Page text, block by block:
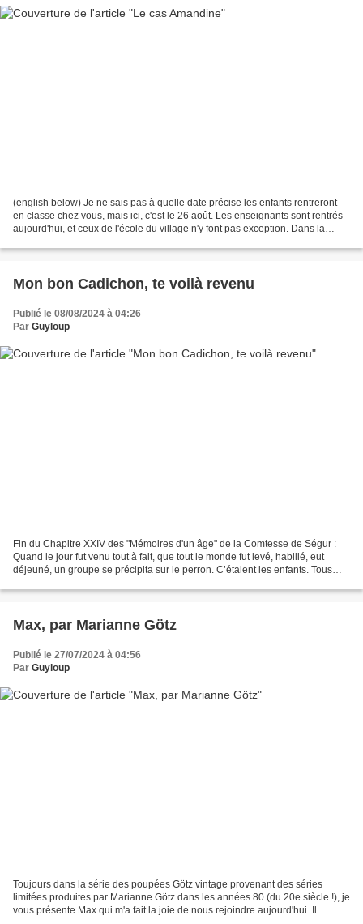
(english below) Je ne sais pas à quelle date précise les enfants rentreront
en classe chez vous, mais ici, c'est le 26 août. Les enseignants sont rentrés
aujourd'hui, et ceux de l'école du village n'y font pas exception. Dans la
Mon bon Cadichon, te voilà revenu
Publié le 08/08/2024 à 04:26
Par Guyloup
Fin du Chapitre XXIV des "Mémoires d'un âge" de la Comtesse de Ségur :
Quand le jour fut venu tout à fait, que tout le monde fut levé, habillé, eut
déjeuné, un groupe se précipita sur le perron. C’étaient les enfants. Tous
Max, par Marianne Götz
Publié le 27/07/2024 à 04:56
Par Guyloup
Toujours dans la série des poupées Götz vintage provenant des séries
limitées produites par Marianne Götz dans les années 80 (du 20e siècle !), je
vous présente Max qui m'a fait la joie de nous rejoindre aujourd'hui. Il